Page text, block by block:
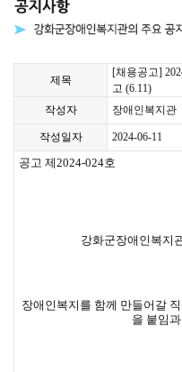
제목
[채용공고]
고 (6.11)
작성자
장애인복지관
작성일자 2024-06-11
공고 제2024-024호
강화군장애인복지
장애인복지를 함께 만들어갈
을 붙임